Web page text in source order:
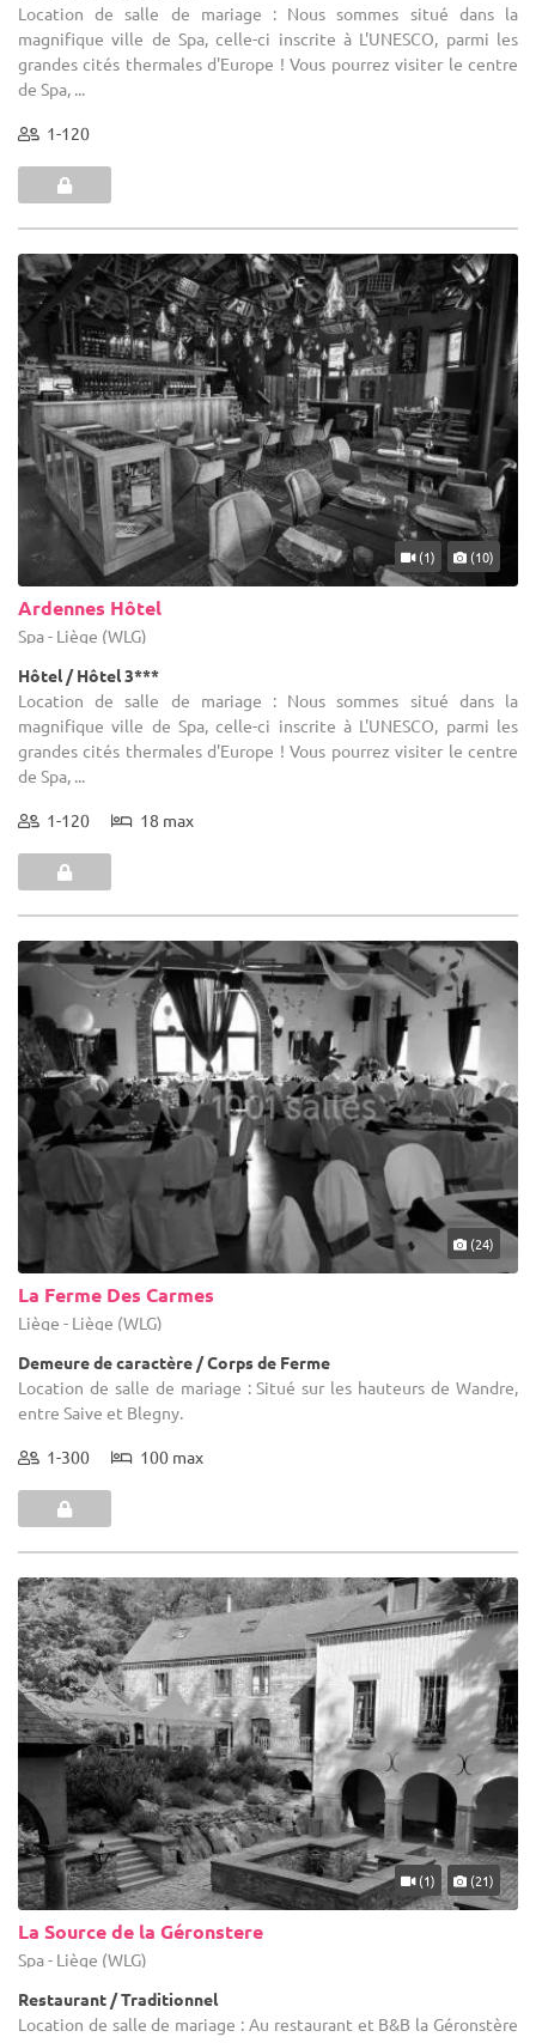
Location de salle de mariage : Nous sommes situé dans la
magnifique ville de Spa, celle-ci inscrite à L'UNESCO, parmi les
grandes cités thermales d'Europe ! Vous pourrez visiter le centre
de Spa, ...
1-120
(1) (10)
Ardennes Hôtel
Spa - Liège (WLG)
Hôtel / Hôtel 3***
Location de salle de mariage : Nous sommes situé dans la
magnifique ville de Spa, celle-ci inscrite à L'UNESCO, parmi les
grandes cités thermales d'Europe ! Vous pourrez visiter le centre
de Spa, ...
1-120 18 max
(24)
La Ferme Des Carmes
Liège - Liège (WLG)
Demeure de caractère / Corps de Ferme
Location de salle de mariage : Situé sur les hauteurs de Wandre,
entre Saive et Blegny.
1-300 100 max
(1) (21)
La Source de la Géronstere
Spa - Liège (WLG)
Restaurant / Traditionnel
Location de salle de mariage : Au restaurant et B&B la Géronstère